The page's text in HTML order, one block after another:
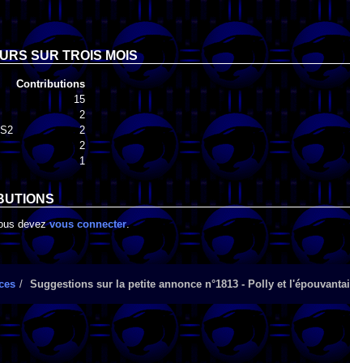
SUR TROIS MOIS
Contributions
15
2
2
2
1
devezvous connecter.
Suggestions sur la petite annonce n°1813 - Polly et l'épouvantail